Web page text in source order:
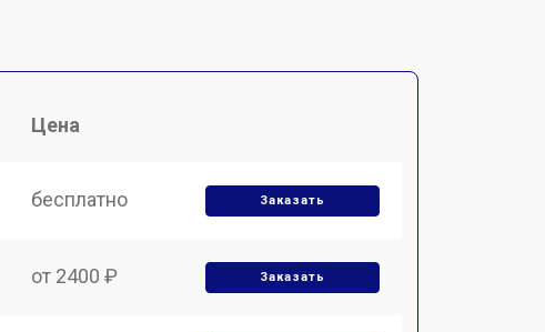
Цена
бесплатно Заказать
от 2400 ₽ Заказать